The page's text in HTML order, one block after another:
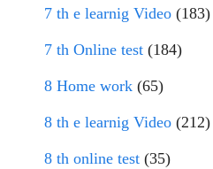
7 th e learnig Video (183)
7 th Online test (184)
8 Home work (65)
8 th e learnig Video (212)
8 th online test (35)